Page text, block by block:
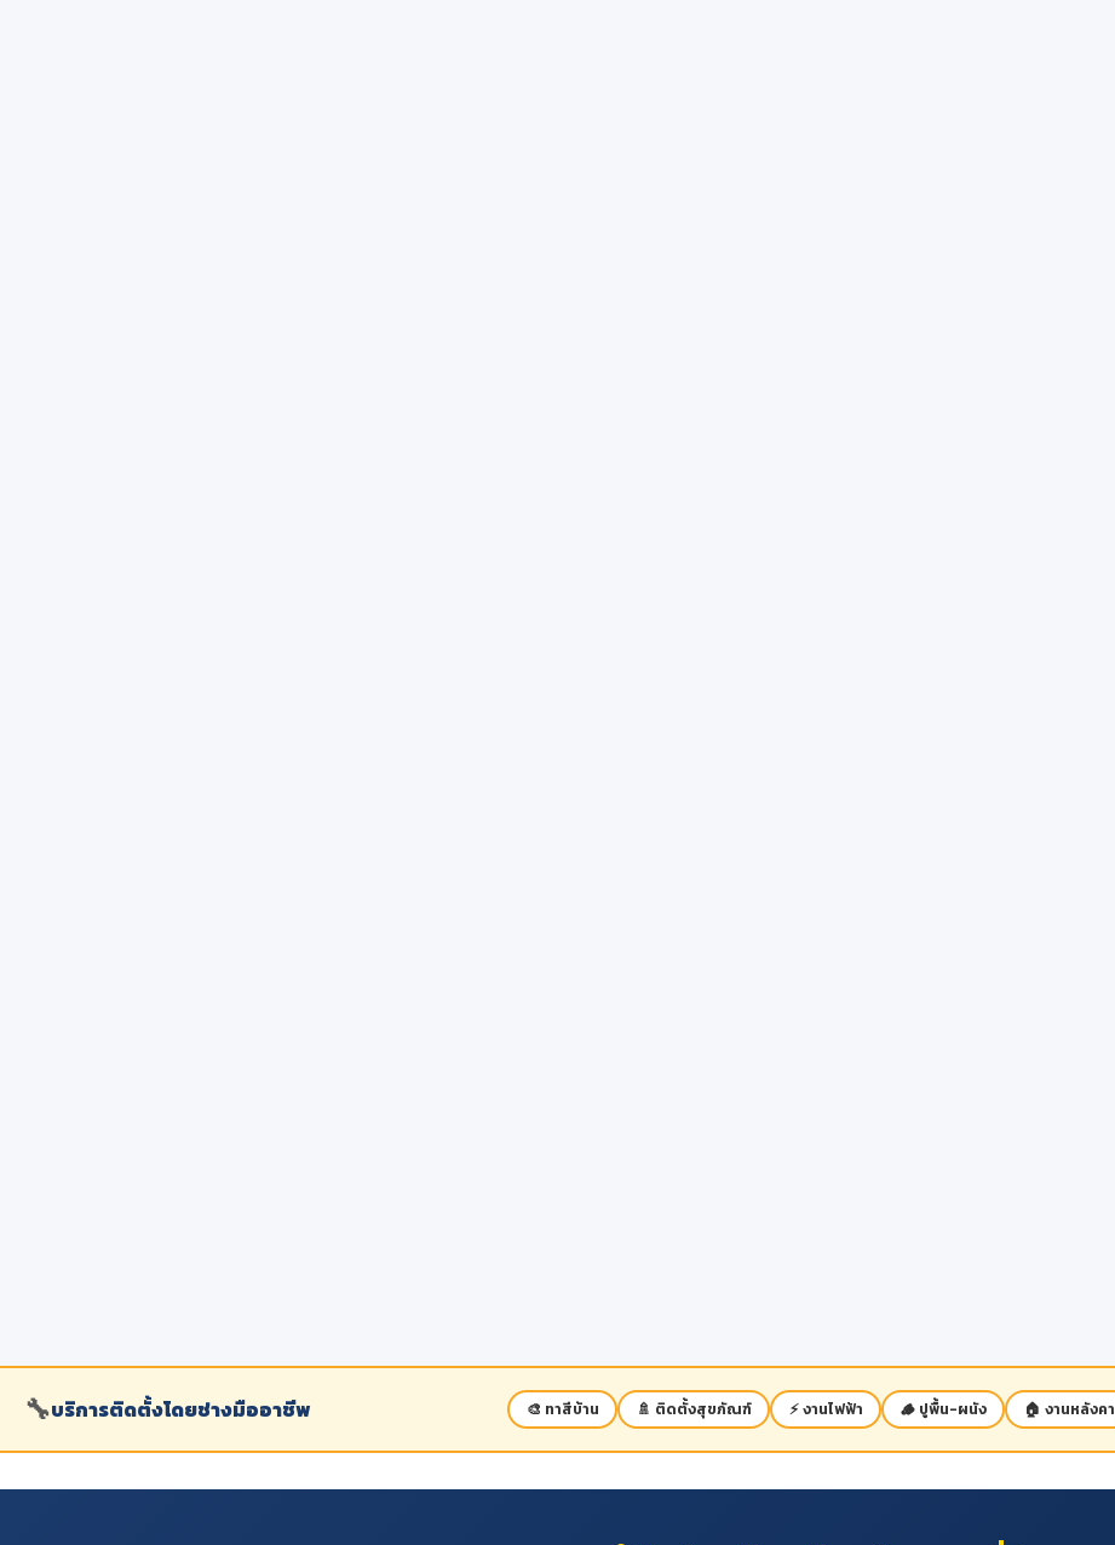
🔧บริการติดตั้งโดยช่างมืออาชีพ 🎨 ทาสีบ้าน 🚿 ติดตั้งสุขภัณฑ์ ⚡ งานไฟฟ้า 🪵 ปูพื้น-ผนัง 🏠 งานหลังคา